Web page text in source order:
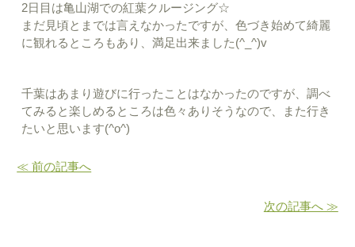
2日目は亀山湖での紅葉クルージング☆
まだ見頃とまでは言えなかったですが、色づき始めて綺麗
に観れるところもあり、満足出来ました(^_^)v
千葉はあまり遊びに行ったことはなかったのですが、調べ
てみると楽しめるところは色々ありそうなので、また行き
たいと思います(^o^)
≪ 前の記事へ
次の記事へ ≫